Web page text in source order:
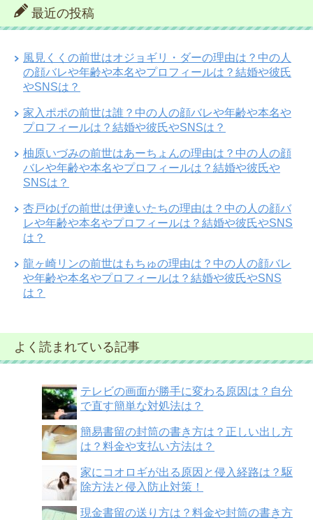
最近の投稿
風見くくの前世はオジョギリ・ダーの理由は？中の人
の顔バレや年齢や本名やプロフィールは？結婚や彼氏
やSNSは？
家入ポポの前世は誰？中の人の顔バレや年齢や本名や
プロフィールは？結婚や彼氏やSNSは？
柚原いづみの前世はあーちょんの理由は？中の人の顔
バレや年齢や本名やプロフィールは？結婚や彼氏や
SNSは？
杏戸ゆげの前世は伊達いたちの理由は？中の人の顔バ
レや年齢や本名やプロフィールは？結婚や彼氏やSNS
は？
龍ヶ崎リンの前世はもちゅの理由は？中の人の顔バレ
や年齢や本名やプロフィールは？結婚や彼氏やSNS
は？
よく読まれている記事
テレビの画面が勝手に変わる原因は？自分
で直す簡単な対処法は？
簡易書留の封筒の書き方は？正しい出し方
は？料金や支払い方法は？
家にコオロギが出る原因と侵入経路は？駆
除方法と侵入防止対策！
現金書留の送り方は？料金や封筒の書き方